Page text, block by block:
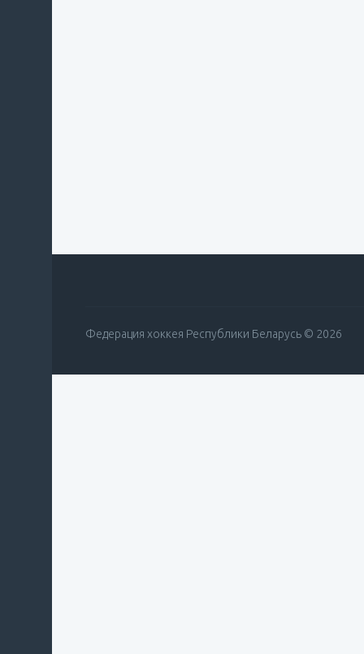
Федерация хоккея Республики Беларусь © 2026